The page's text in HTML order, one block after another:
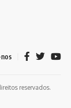
reservados.